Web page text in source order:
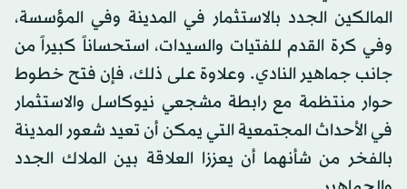
المالكين الجدد بالاستثمار في المدينة وفي المؤسسة،
وفي كرة القدم للفتيات والسيدات، استحساناً كبيراً من
جانب جماهير النادي. وعلاوة على ذلك، فإن فتح خطوط
حوار منتظمة مع رابطة مشجعي نيوكاسل والاستثمار
في الأحداث المجتمعية التي يمكن أن تعيد شعور المدينة
بالفخر من شأنهما أن يعززا العلاقة بين الملاك الجدد